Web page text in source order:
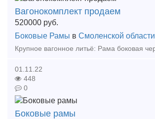
Вагонокомплект продаем
520000 руб.
Боковые Рамы в Смоленской области
01.11.22
448
0
Боковые рамы